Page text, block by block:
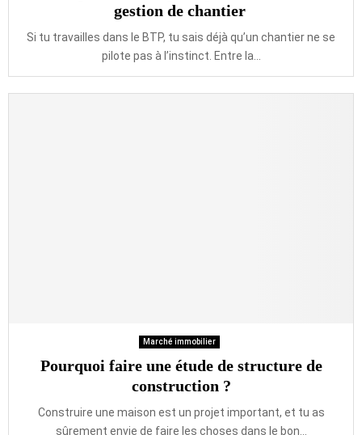
gestion de chantier
Si tu travailles dans le BTP, tu sais déjà qu’un chantier ne se
pilote pas à l’instinct. Entre la...
Marché immobilier
Pourquoi faire une étude de structure de
construction ?
Construire une maison est un projet important, et tu as
sûrement envie de faire les choses dans le bon...